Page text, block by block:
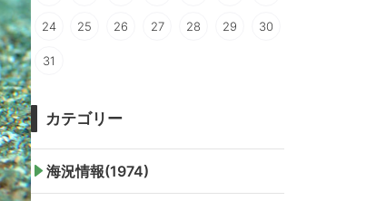
24 25 26 27 28 29 30
31
カテゴリー
海況情報(1974)